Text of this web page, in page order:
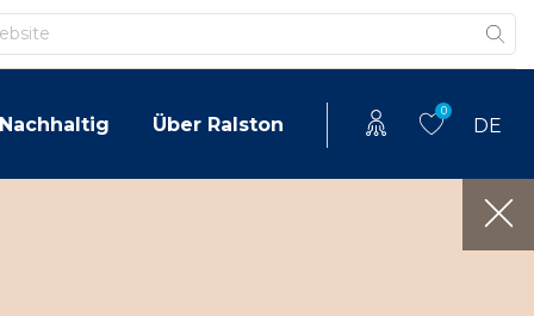
Nachhaltig Über Ralston
0
DE